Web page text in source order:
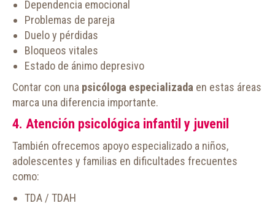
Dependencia emocional
Problemas de pareja
Duelo y pérdidas
Bloqueos vitales
Estado de ánimo depresivo
Contar con una psicóloga especializada en estas áreas
marca una diferencia importante.
4. Atención psicológica infantil y juvenil
También ofrecemos apoyo especializado a niños,
adolescentes y familias en dificultades frecuentes
como:
TDA / TDAH